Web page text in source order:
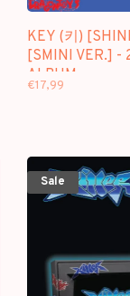
KEY (키)
[SMINI VER.] -
ALBUM
€17,99
Sale